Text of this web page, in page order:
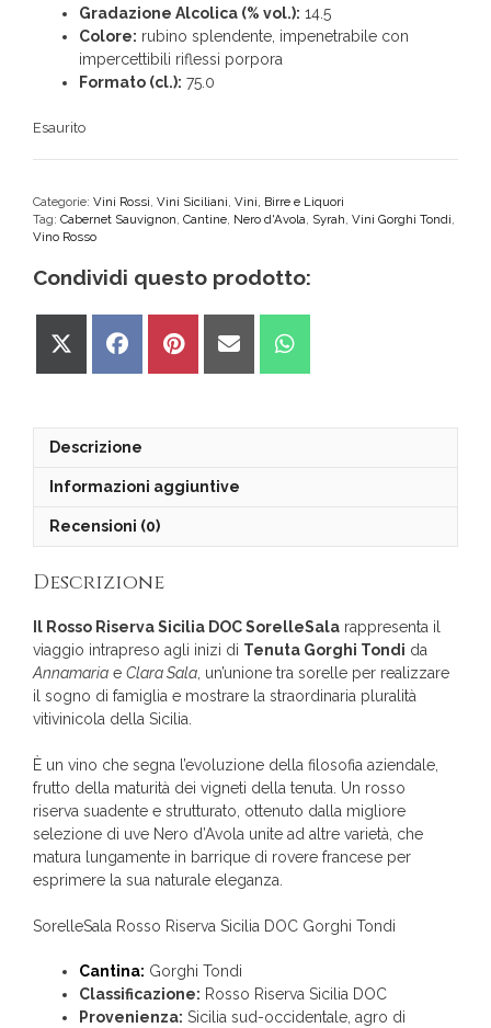
Gradazione Alcolica (% vol.): 14.5
Colore: rubino splendente, impenetrabile con
impercettibili riflessi porpora
Formato (cl.): 75.0
Esaurito
Categorie: Vini Rossi, Vini Siciliani, Vini, Birre e Liquori
Tag: Cabernet Sauvignon, Cantine, Nero d'Avola, Syrah, Vini Gorghi Tondi,
Vino Rosso
Condividi questo prodotto:
Share
Share
Share
Share
Share
Descrizione
Informazioni aggiuntive
Recensioni (0)
Descrizione
Il Rosso Riserva Sicilia DOC SorelleSala rappresenta il
viaggio intrapreso agli inizi di Tenuta Gorghi Tondi da
Annamaria e Clara Sala, un’unione tra sorelle per realizzare
il sogno di famiglia e mostrare la straordinaria pluralità
vitivinicola della Sicilia.
È un vino che segna l’evoluzione della filosofia aziendale,
frutto della maturità dei vigneti della tenuta. Un rosso
riserva suadente e strutturato, ottenuto dalla migliore
selezione di uve Nero d’Avola unite ad altre varietà, che
matura lungamente in barrique di rovere francese per
esprimere la sua naturale eleganza.
SorelleSala Rosso Riserva Sicilia DOC Gorghi Tondi
Cantina: Gorghi Tondi
Classificazione: Rosso Riserva Sicilia DOC
Provenienza: Sicilia sud-occidentale, agro di